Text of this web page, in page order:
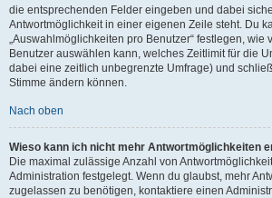
die entsprechenden Felder eingeben und dabei
Antwortmöglichkeit in einer eigenen Zeile steht. Du
„Auswahlmöglichkeiten pro Benutzer“ festlegen, wie
Benutzer auswählen kann, welches Zeitlimit für die
dabei eine zeitlich unbegrenzte Umfrage) und
Stimme ändern können.
Nach oben
Wieso kann ich nicht mehr Antwortmöglichkeiten
Die maximal zulässige Anzahl von
Administration festgelegt. Wenn du glaubst, mehr
zugelassen zu benötigen, kontaktiere einen